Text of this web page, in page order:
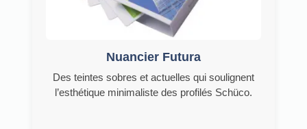
Nuancier Futura
Des teintes sobres et actuelles qui soulignent
l’esthétique minimaliste des profilés Schüco.